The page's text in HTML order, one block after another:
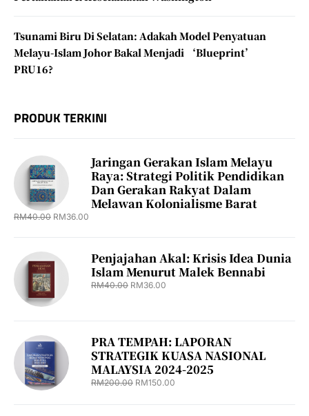
Tsunami Biru Di Selatan: Adakah Model Penyatuan
Melayu-Islam Johor Bakal Menjadi ‘Blueprint’
PRU16?
PRODUK TERKINI
Jaringan Gerakan Islam Melayu
Raya: Strategi Politik Pendidikan
Dan Gerakan Rakyat Dalam
Melawan Kolonialisme Barat
RM40.00 RM36.00
Penjajahan Akal: Krisis Idea Dunia
Islam Menurut Malek Bennabi
RM40.00 RM36.00
PRA TEMPAH: LAPORAN
STRATEGIK KUASA NASIONAL
MALAYSIA 2024-2025
RM200.00 RM150.00